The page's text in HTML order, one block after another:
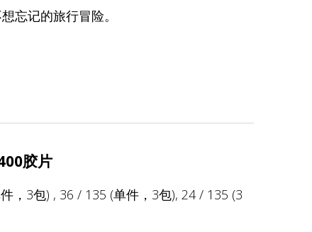
忘记的旅行冒险。
胶片
，3包) , 36 / 135 (单件，3包), 24 / 135 (3